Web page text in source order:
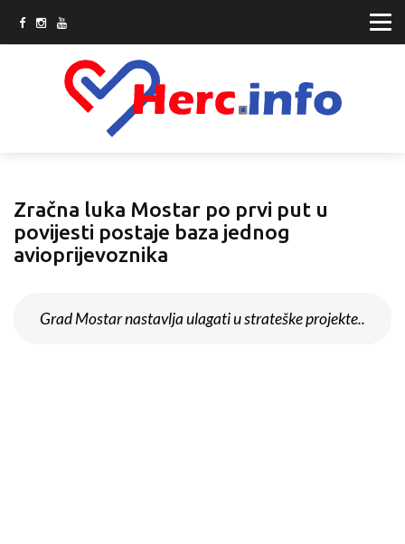
Zračna luka Mostar po prvi put u
povijesti postaje baza jednog
avioprijevoznika
Grad Mostar nastavlja ulagati u strateške projekte..